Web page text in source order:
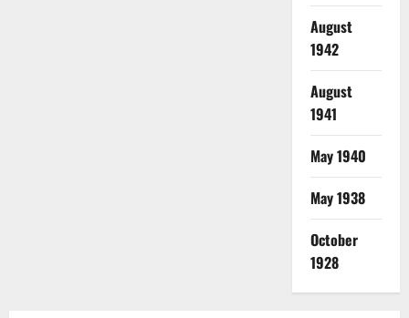
August
1942
August
1941
May 1940
May 1938
October
1928